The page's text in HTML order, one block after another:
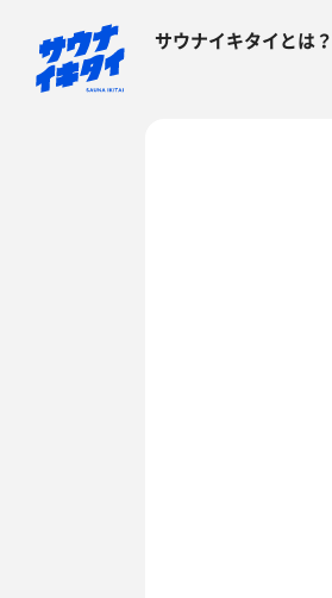
サウナイキタイとは？